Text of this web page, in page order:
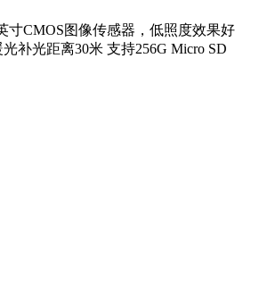
CMOS图像传感器，低照度效果好
补光距离30米 支持256G Micro SD